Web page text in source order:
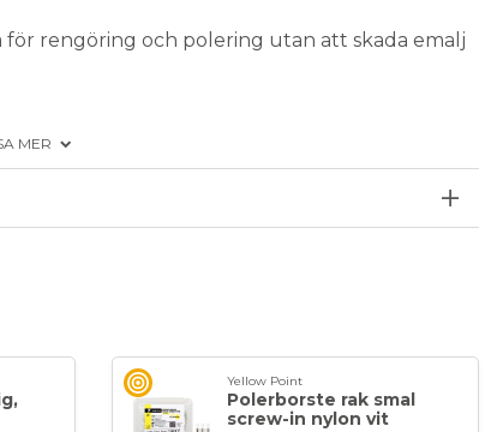
rengöring och polering utan att skada emalj
MER
Yellow Point
Polerborste rak smal
screw-in nylon vit